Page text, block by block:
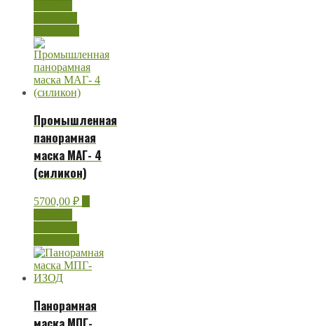
Промышленная
панорамная
маска МАГ- 4
(силикон)
5700,00 ₽
Панорамная
маска МПГ-